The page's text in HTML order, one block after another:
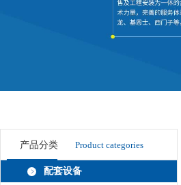
产品分类 Product categories
配套设备